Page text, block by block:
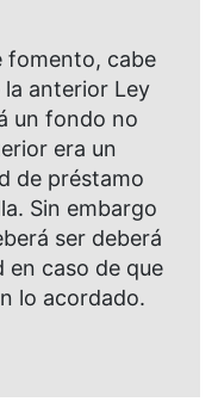
fomento, cabe
anterior Ley
un fondo no
era un
de préstamo
Sin embargo
ser deberá
en caso de que
lo acordado.